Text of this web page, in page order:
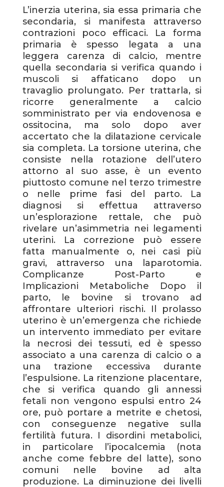
L’inerzia uterina, sia essa primaria che
secondaria, si manifesta attraverso
contrazioni poco efficaci. La forma
primaria è spesso legata a una
leggera carenza di calcio, mentre
quella secondaria si verifica quando i
muscoli si affaticano dopo un
travaglio prolungato. Per trattarla, si
ricorre generalmente a calcio
somministrato per via endovenosa e
ossitocina, ma solo dopo aver
accertato che la dilatazione cervicale
sia completa. La torsione uterina, che
consiste nella rotazione dell’utero
attorno al suo asse, è un evento
piuttosto comune nel terzo trimestre
o nelle prime fasi del parto. La
diagnosi si effettua attraverso
un’esplorazione rettale, che può
rivelare un’asimmetria nei legamenti
uterini. La correzione può essere
fatta manualmente o, nei casi più
gravi, attraverso una laparotomia.
Complicanze Post-Parto e
Implicazioni Metaboliche Dopo il
parto, le bovine si trovano ad
affrontare ulteriori rischi. Il prolasso
uterino è un’emergenza che richiede
un intervento immediato per evitare
la necrosi dei tessuti, ed è spesso
associato a una carenza di calcio o a
una trazione eccessiva durante
l’espulsione. La ritenzione placentare,
che si verifica quando gli annessi
fetali non vengono espulsi entro 24
ore, può portare a metrite e chetosi,
con conseguenze negative sulla
fertilità futura. I disordini metabolici,
in particolare l’ipocalcemia (nota
anche come febbre del latte), sono
comuni nelle bovine ad alta
produzione. La diminuzione dei livelli